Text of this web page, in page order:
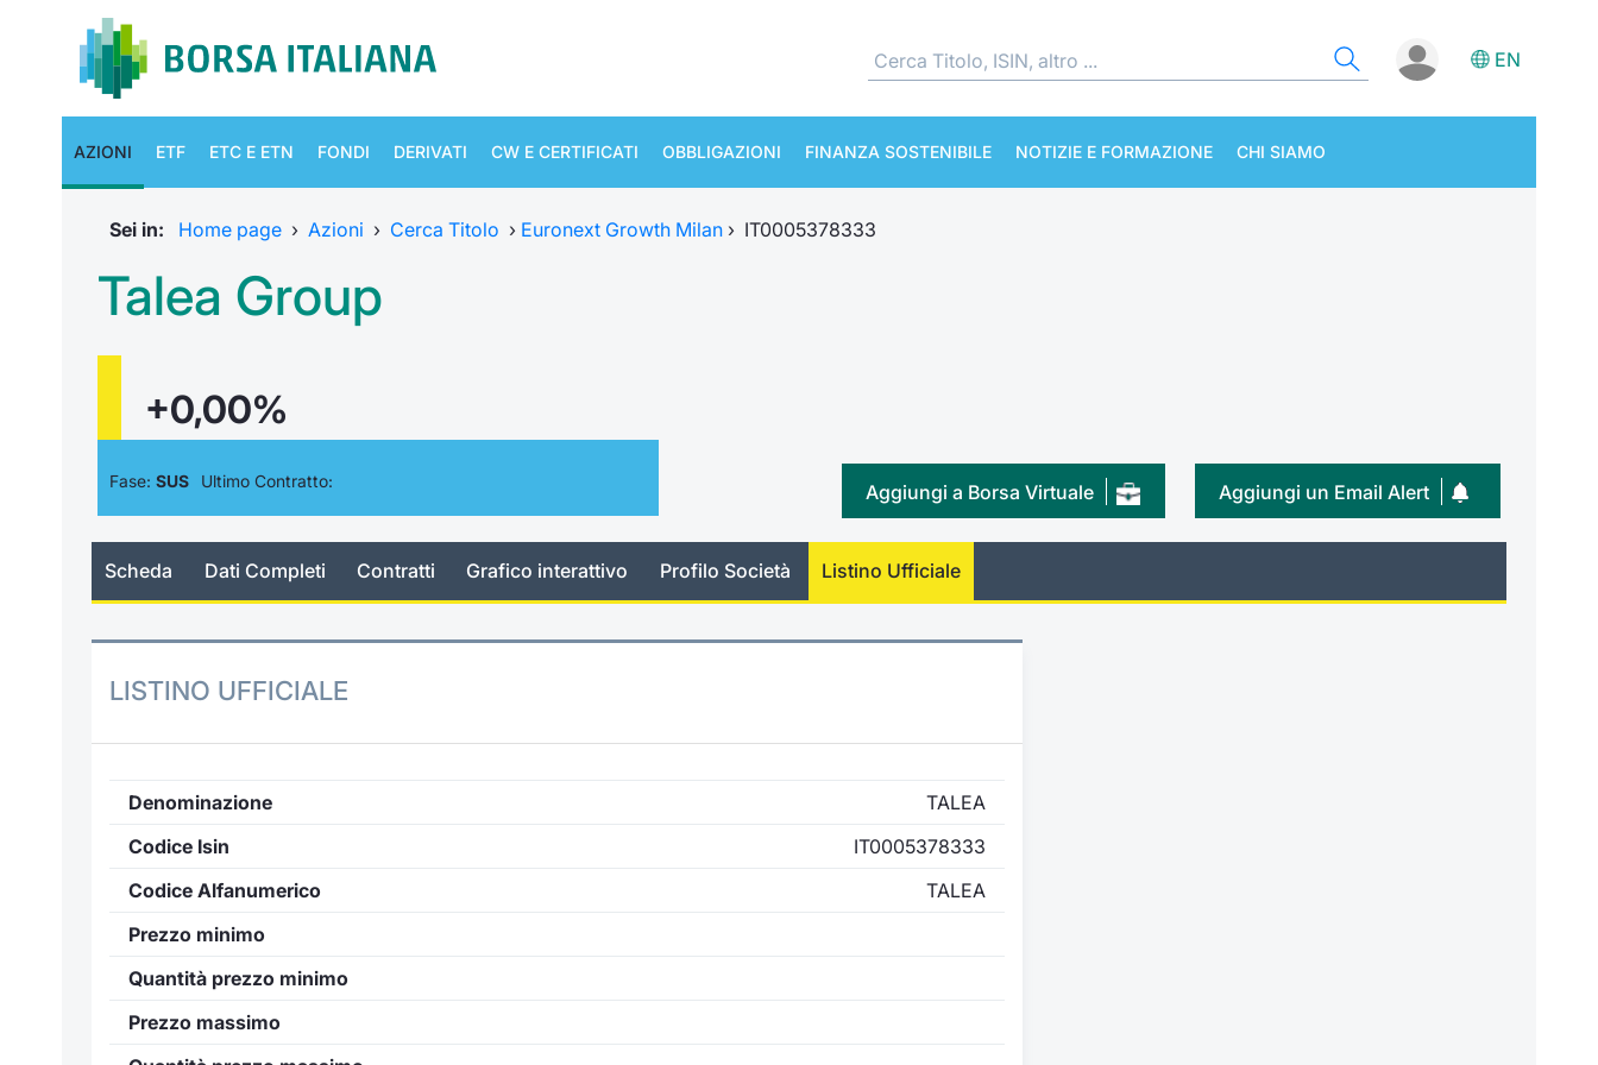
EN
AZIONI ETF ETC E ETN FONDI DERIVATI CW E CERTIFICATI OBBLIGAZIONI FINANZA SOSTENIBILE NOTIZIE E FORMAZIONE CHI SIAMO
Sei in: Home page › Azioni › Cerca Titolo › Euronext Growth Milan › IT0005378333
Talea Group
+0,00%
Fase: SUS Ultimo Contratto: Aggiungi un Email Alert
Aggiungi a Borsa Virtuale
Scheda Dati Completi Contratti Grafico interattivo Profilo Società Listino Ufficiale
LISTINO UFFICIALE
Denominazione
TALEA
Codice Isin
IT0005378333
Codice Alfanumerico
TALEA
Prezzo minimo
Quantità prezzo minimo
Prezzo massimo